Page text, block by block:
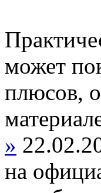
может
плюсов,
»
на